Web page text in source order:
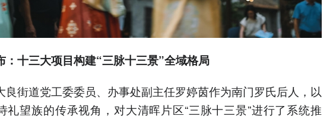
：十三大项目构建“三脉十三景”全域格局
良街道党工委委员、办事处副主任罗婷茵作为南门罗氏后人，以
礼望族的传承视角，对大清晖片区“三脉十三景”进行了系统推